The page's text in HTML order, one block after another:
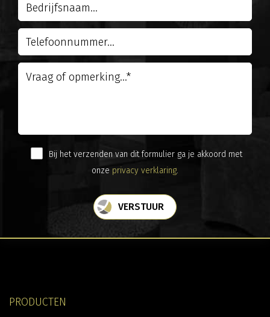
Bij het verzenden van dit formulier ga je akkoord met
onze privacy verklaring.
VERSTUUR
PRODUCTEN